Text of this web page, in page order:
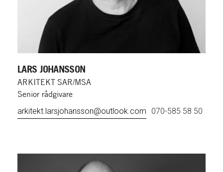
LARS JOHANSSON
ARKITEKT SAR/MSA
Senior rådgivare
arkitekt.larsjohansson@outlook.com 070-585 58 50